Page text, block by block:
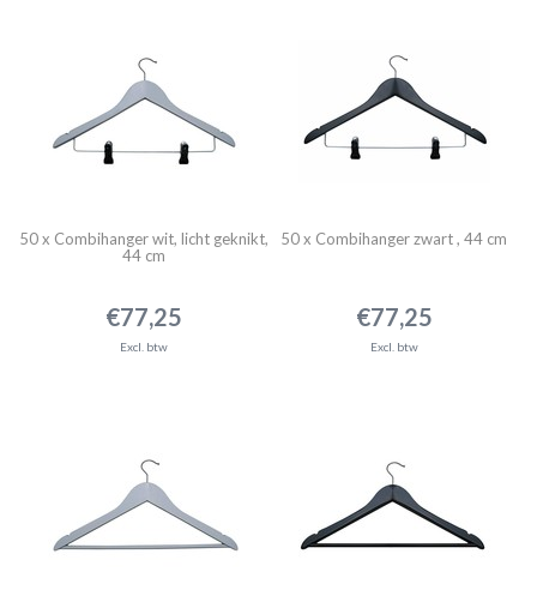
50 x Combihanger wit, licht geknikt,
44 cm
€77,25
Excl. btw
50 x Combihanger zwart , 44 cm
€77,25
Excl. btw